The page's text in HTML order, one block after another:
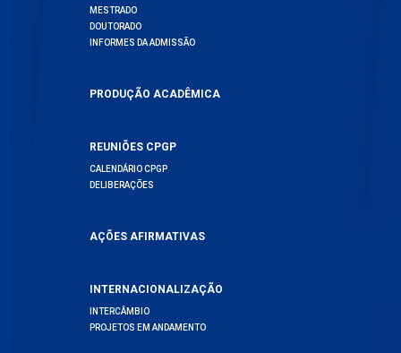
MESTRADO
DOUTORADO
INFORMES DA ADMISSÃO
PRODUÇÃO ACADÊMICA
REUNIÕES CPGP
CALENDÁRIO CPGP
DELIBERAÇÕES
AÇÕES AFIRMATIVAS
INTERNACIONALIZAÇÃO
INTERCÂMBIO
PROJETOS EM ANDAMENTO